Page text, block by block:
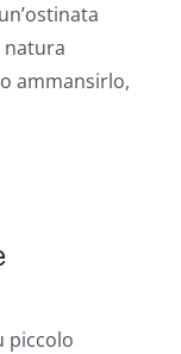
natura
ammansirlo,
piccolo